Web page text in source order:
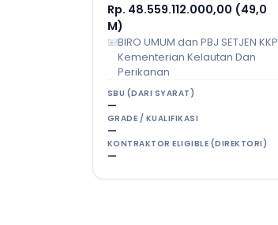
Rp. 48.559.112.000,00 (49,0
M)
BIRO UMUM dan PBJ SETJEN KKP
Kementerian Kelautan Dan
Perikanan
SBU (DARI SYARAT)
—
GRADE / KUALIFIKASI
—
KONTRAKTOR ELIGIBLE (DIREKTORI)
—